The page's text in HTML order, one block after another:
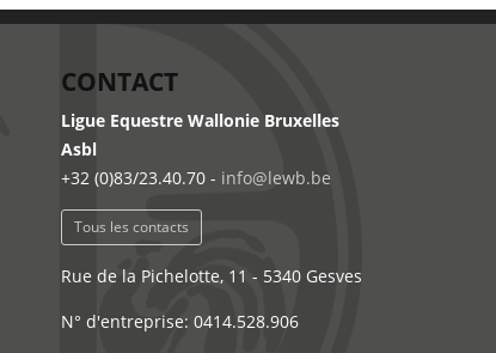
CONTACT
Ligue Equestre Wallonie Bruxelles
Asbl
+32 (0)83/23.40.70 - info@lewb.be
Tous les contacts
Rue de la Pichelotte, 11 - 5340 Gesves
N° d'entreprise: 0414.528.906